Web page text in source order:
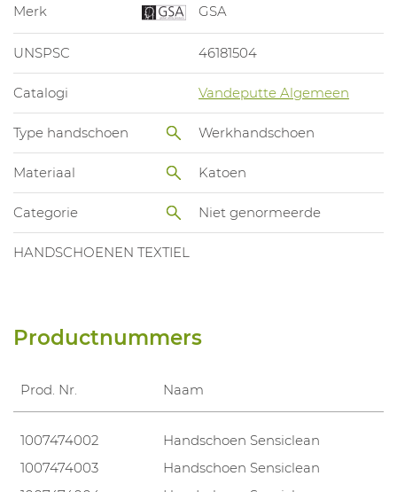
Merk GSA
UNSPSC 46181504
Catalogi Vandeputte Algemeen
Type handschoen Werkhandschoen
Materiaal Katoen
Categorie Niet genormeerde
HANDSCHOENEN TEXTIEL
Productnummers
Prod. Nr. Naam
1007474002
Handschoen Sensiclean
1007474003
Handschoen Sensiclean